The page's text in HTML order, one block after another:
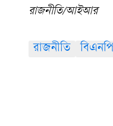
রাজনীতি/আইআর
রাজনীতি বিএনপি